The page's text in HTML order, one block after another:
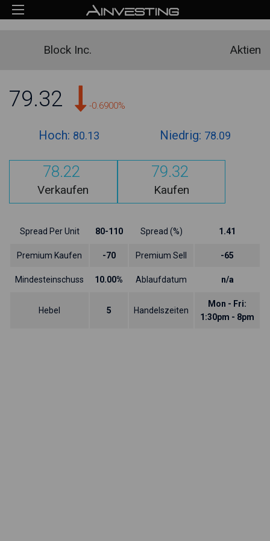
Block Inc. Aktien
79.32 -0.6900%
Hoch: 80.13 Niedrig: 78.09
78.22
Verkaufen
79.32
Kaufen
Spread Per Unit 80-110 Spread (%) 1.41
Premium Kaufen -70 Premium Sell -65
Mindesteinschuss 10.00% Ablaufdatum n/a
Hebel 5 Handelszeiten
Mon - Fri:
1:30pm - 8pm